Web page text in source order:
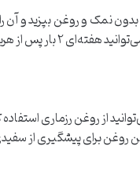
بدون نمک و روغن بپزید و
آبکشی از آب برنج استفاده کنید.
از روغن رزماری
روغن برای پیشگیری از